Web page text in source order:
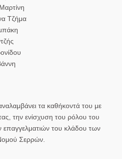
Τζήμα
τα καθήκοντά του με
την ενίσχυση του ρόλου του
επαγγελματιών του κλάδου των
Σερρών.